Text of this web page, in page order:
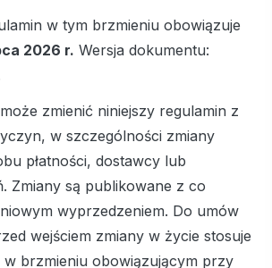
w tym brzmieniu obowiązuje
2026 r. Wersja dokumentu:
zmienić niniejszy regulamin z
w szczególności zmiany
płatności, dostawcy lub
Zmiany są publikowane z co
wyprzedzeniem. Do umów
wejściem zmiany w życie stosuje
w brzmieniu obowiązującym przy